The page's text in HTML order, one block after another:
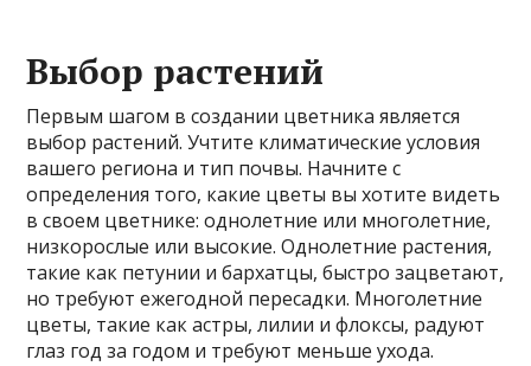
Выбор растений
Первым шагом в создании цветника является
выбор растений. Учтите климатические условия
вашего региона и тип почвы. Начните с
определения того, какие цветы вы хотите видеть
в своем цветнике: однолетние или многолетние,
низкорослые или высокие. Однолетние растения,
такие как петунии и бархатцы, быстро зацветают,
но требуют ежегодной пересадки. Многолетние
цветы, такие как астры, лилии и флоксы, радуют
глаз год за годом и требуют меньше ухода.